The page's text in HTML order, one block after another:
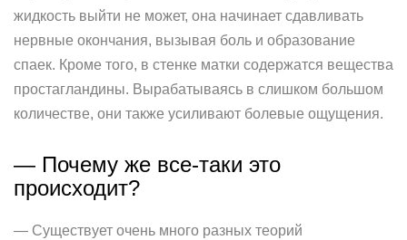
жидкость выйти не может, она начинает сдавливать
нервные окончания, вызывая боль и образование
спаек. Кроме того, в стенке матки содержатся вещества
простагландины. Вырабатываясь в слишком большом
количестве, они также усиливают болевые ощущения.
— Почему же все-таки это
происходит?
— Существует очень много разных теорий